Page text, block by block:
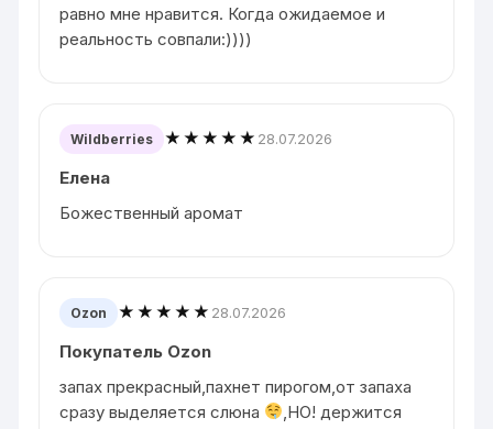
равно мне нравится. Когда ожидаемое и
реальность совпали:))))
Wildberries ★★★★★ 28.07.2026
Елена
Божественный аромат
Ozon ★★★★★ 28.07.2026
Покупатель Ozon
запах прекрасный,пахнет пирогом,от запаха
сразу выделяется слюна
,НО! держится